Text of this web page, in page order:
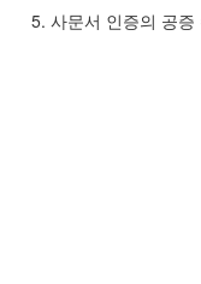
5. 사문서 인증의 공증